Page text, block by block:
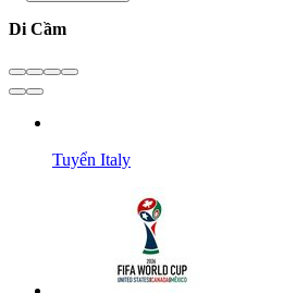
Di Cầm
Tuyển Italy